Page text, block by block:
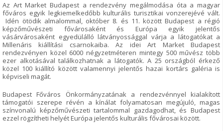
Az Art Market Budapest a rendezvény megálmodása óta a magyar
főváros egyik legkiemelkedőbb kulturális turisztikai vonzerejévé vált.
Idén ötödik almalommal, október 8. és 11. között Budapest a régió
képzőművészeti fővárosaként és Európa egyik jelentős
vásárvárosaként egyedülálló látványossággal várja a látogatókat a
Millenáris kiállítási csarnokaiba. Az idei Art Market Budapest
rendezvényen közel 6000 négyzetméteren mintegy 500 művész több
ezer alkotásával találkozhatnak a látogatók. A 25 országból érkező
közel 100 kiállító között valamennyi jelentős hazai kortárs galéria is
képviseli magát.
Budapest Főváros Önkormányzatának a rendezvénnyel kialakított
támogatói szerepe révén a kínálat folyamatosan megújuló, magas
színvonalú képzőművészeti tartalommal gazdagodhat, és Budapest
ezzel rögzítheti helyét Európa jelentős kulturális fővárosai között.